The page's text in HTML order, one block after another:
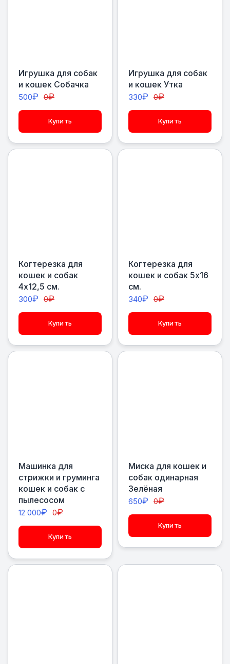
Игрушка для собак
и кошек Собачка
500₽ 0₽
Купить
Игрушка для собак
и кошек Утка
330₽ 0₽
Купить
Когтерезка для
кошек и собак
4х12,5 см.
300₽ 0₽
Купить
Когтерезка для
кошек и собак 5х16
см.
340₽ 0₽
Купить
Машинка для
стрижки и груминга
кошек и собак с
пылесосом
12 000₽ 0₽
Купить
Миска для кошек и
собак одинарная
Зелёная
650₽ 0₽
Купить